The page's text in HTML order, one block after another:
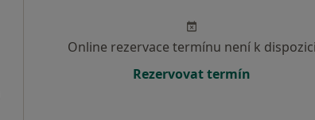
Online rezervace termínu není k dispozici
Rezervovat termín